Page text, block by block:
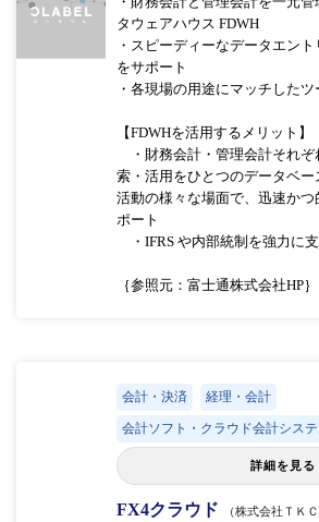
タウェアハウス FDWH
・スピーディーなデータエン
をサポート
・各現場の用途にマッチした
【FDWHを活用するメリット】
・財務会計・管理会計それぞ
索・活用をひとつのデータベー
活動の様々な場面で、迅速か
ポート
・IFRS や内部統制を強力に
｛参照元：富士通株式会社HP｝
会計・決済 経理・会計
会計ソフト・クラウド会計シス
詳細を見る
FX4クラウド （株式会社ＴＫＣ